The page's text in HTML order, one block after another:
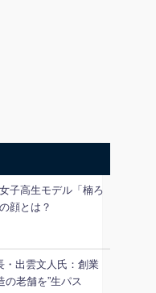
子高生モデル「楠ろ
顔とは？
・出雲文人氏：創業
の老舗を”生パス